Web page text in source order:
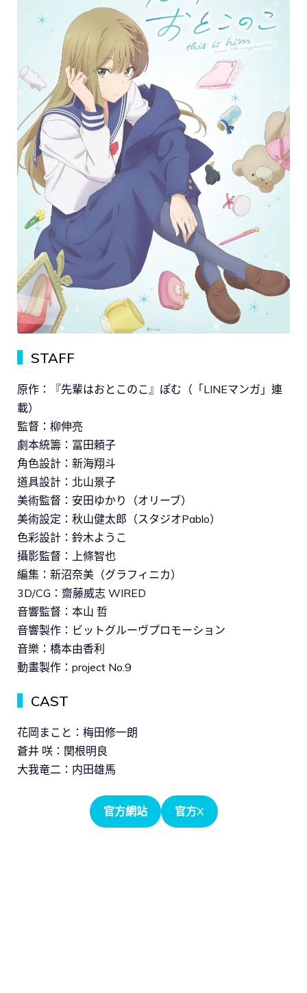
STAFF
原作：『先輩はおとこのこ』ぽむ（「LINEマンガ」連
載）
監督：柳伸亮
劇本統籌：冨田頼子
角色設計：新海翔斗
道具設計：北山景子
美術監督：安田ゆかり（オリーブ）
美術設定：秋山健太郎（スタジオPablo）
色彩設計：鈴木ようこ
攝影監督：上條智也
編集：新沼奈美（グラフィニカ）
3D/CG：齋藤威志 WIRED
音響監督：本山 哲
音響製作：ビットグルーヴプロモーション
音樂：橋本由香利
動畫製作：project No.9
CAST
花岡まこと：梅田修一朗
蒼井 咲：関根明良
大我竜二：内田雄馬
官方網站 官方X